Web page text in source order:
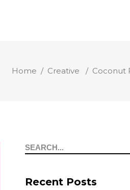
Home / Creative / Coconut
Search
Recent Posts